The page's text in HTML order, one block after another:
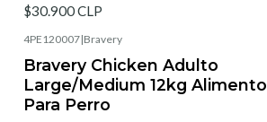
$30.900 CLP
4PE120007|Bravery
Bravery Chicken Adulto
Large/Medium 12kg Alimento
Para Perro